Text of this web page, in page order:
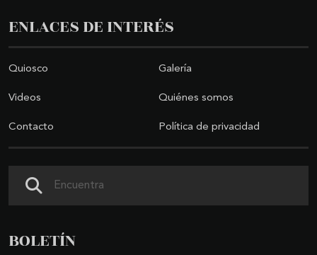
ENLACES DE INTERÉS
Quiosco Galería
Videos Quiénes somos
Contacto Política de privacidad
BOLETÍN